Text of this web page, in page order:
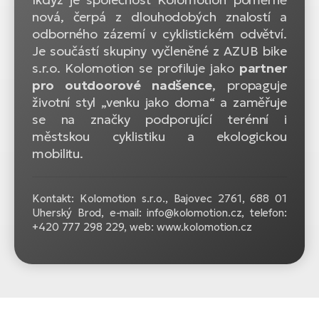
nová, čerpá z dlouhodobých znalostí a
odborného zázemí v cyklistickém odvětví.
Je součástí skupiny vyčleněné z AZUB bike
s.r.o. Kolomotion se profiluje jako partner
pro outdoorové nadšence, propaguje
životní styl „venku jako doma“ a zaměřuje
se na značky podporující terénní i
městskou cyklistiku a ekologickou
mobilitu.
Kontakt: Kolomotion s.r.o., Bajovec 2761, 688 01
Uherský Brod, e-mail: info@kolomotion.cz, telefon:
+420 777 298 229, web: www.kolomotion.cz